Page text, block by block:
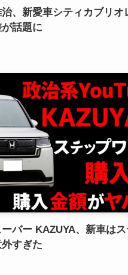
治、新愛車シティカブリオ
話題に
バー KAZUYA、新車は
すぎた